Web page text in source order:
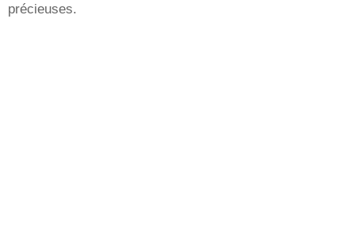
précieuses.